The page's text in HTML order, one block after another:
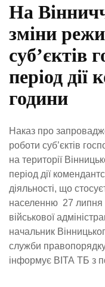
На
зміни
суб’єктів
період дії
години
Наказ про
роботи суб’єктів
на території
період дії
діяльності, що
населенню 27 липня
військової
начальник
служби
інформує ВІТА ТБ з